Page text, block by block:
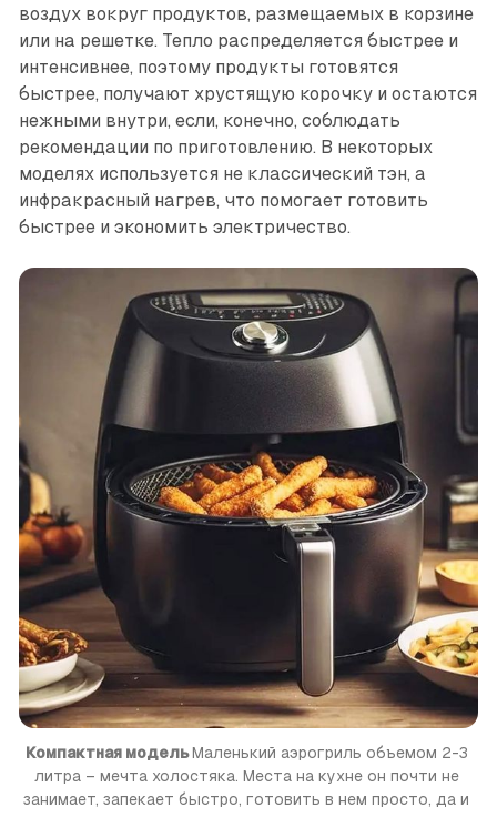
воздух вокруг продуктов, размещаемых в корзине
или на решетке. Тепло распределяется быстрее и
интенсивнее, поэтому продукты готовятся
быстрее, получают хрустящую корочку и остаются
нежными внутри, если, конечно, соблюдать
рекомендации по приготовлению. В некоторых
моделях используется не классический тэн, а
инфракрасный нагрев, что помогает готовить
быстрее и экономить электричество.
Компактная модель Маленький аэрогриль объемом 2-3
литра – мечта холостяка. Места на кухне он почти не
занимает, запекает быстро, готовить в нем просто, да и